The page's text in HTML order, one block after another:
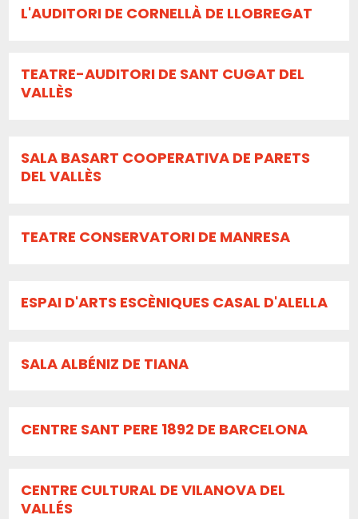
L'AUDITORI DE CORNELLÀ DE LLOBREGAT
TEATRE-AUDITORI DE SANT CUGAT DEL
VALLÈS
SALA BASART COOPERATIVA DE PARETS
DEL VALLÈS
TEATRE CONSERVATORI DE MANRESA
ESPAI D'ARTS ESCÈNIQUES CASAL D'ALELLA
SALA ALBÉNIZ DE TIANA
CENTRE SANT PERE 1892 DE BARCELONA
CENTRE CULTURAL DE VILANOVA DEL
VALLÉS